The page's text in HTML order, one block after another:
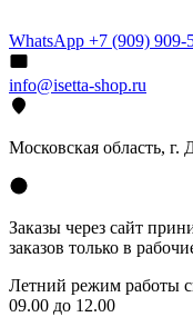
WhatsApp +7 (909) 909-
info@isetta-shop.ru
Московская область, г.
Заказы через сайт
заказов только в
Летний режим работы
09.00 до 12.00